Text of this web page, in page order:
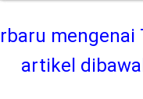
artikel